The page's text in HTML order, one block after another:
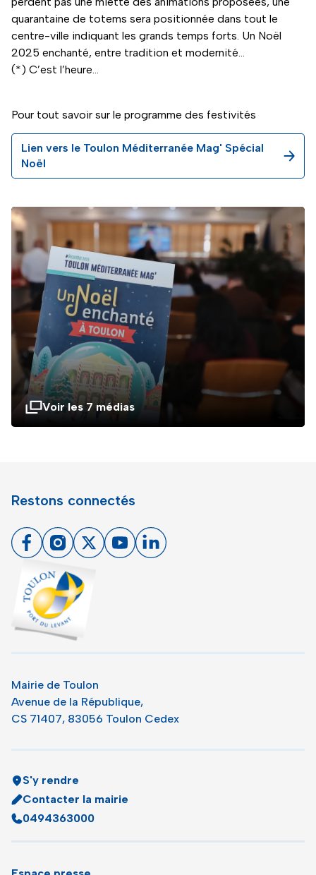
quarantaine de totems sera positionnée dans tout le
centre-ville indiquant les grands temps forts. Un Noël
2025 enchanté, entre tradition et modernité…
(*) C’est l’heure…
Pour tout savoir sur le programme des festivités
Lien vers le Toulon Méditerranée Mag' Spécial
Noël
Voir les 7 médias
Restons connectés
FacebookInstagram
X YoutubeLinkedin
Mairie de Toulon
Avenue de la République,
CS 71407, 83056 Toulon Cedex
S'y rendre
Contacter la mairie
0494363000